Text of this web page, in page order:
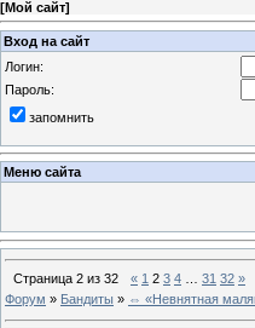
[Мой сайт]
Вход на сайт
Логин:
Пароль:
запомнить
Меню сайта
Страница 2 из 32 « 1 2 3 4 31 32 »
Форум » Бандиты » ⇔ «Невнятная